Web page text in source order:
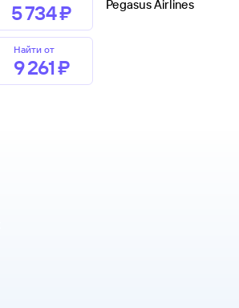
5 ⁠734 ⁠₽ Pegasus Airlines
Найти от
9 ⁠261 ⁠₽